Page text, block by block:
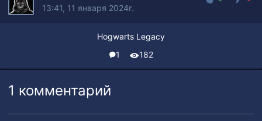
13:41, 11 января 2024г.
Hogwarts Legacy
1
182
1 комментарий